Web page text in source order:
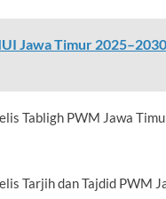
Jawa Timur
Tabligh PWM Jawa
Tarjih dan Tajdid PWM